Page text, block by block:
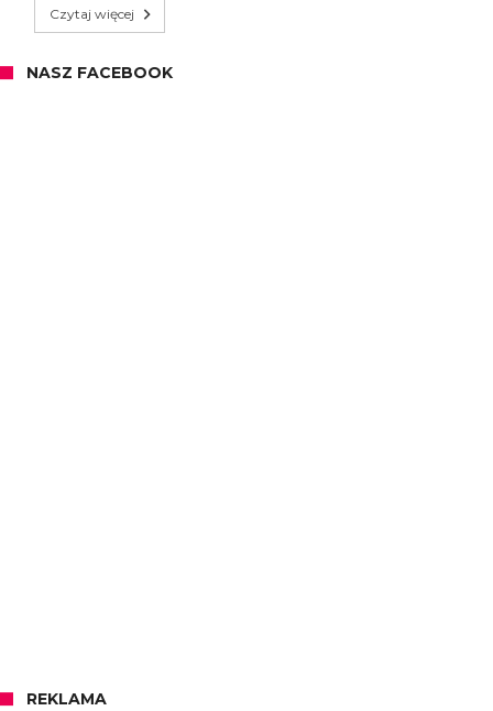
Czytaj więcej
NASZ FACEBOOK
REKLAMA